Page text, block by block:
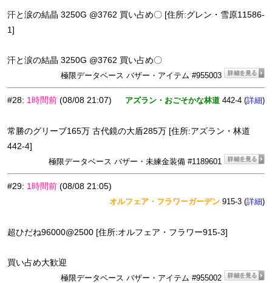
汗と涙の結晶 3250G @3762 買い占め〇 [住所:グレン・雪原11586-
1]
汗と涙の結晶 3250G @3762 買い占め〇
極限データベース バザー・アイテム #955003
#28: 1時間前 (08/08 21:07) アズラン・おごそかな林道 442-4 (詳細)
常勝のグリーブ165万 古代鏡の大盾285万 [住所:アズラン・林道
442-4]
極限データベース バザー・未練金装備 #1189601
#29: 1時間前 (08/08 21:05)
オルフェア・フラワーガーデン 915-3 (詳細)
超ひだね96000@2500 [住所:オルフェア・フラワー915-3]
買い占め大歓迎
極限データベース バザー・アイテム #955002